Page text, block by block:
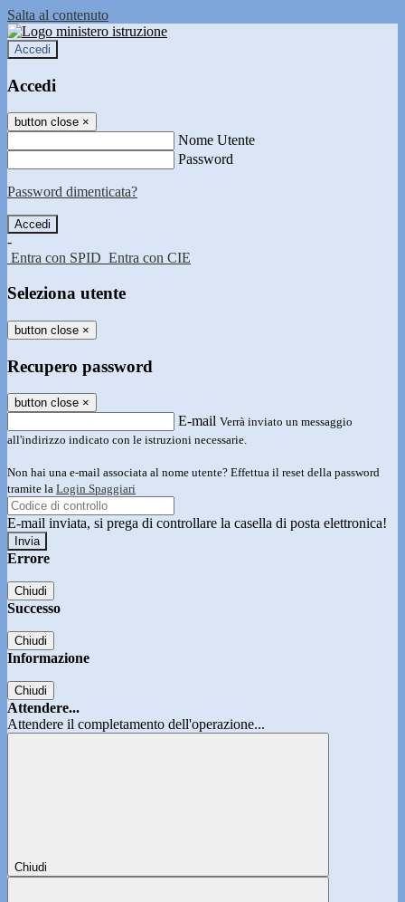
Salta al contenuto
Accedi
Accedi
button close ×
Nome Utente
Password
Password dimenticata?
-
Entra con SPID Entra con CIE
Seleziona utente
button close ×
Recupero password
button close ×
E-mail Verrà inviato un messaggio
all'indirizzo indicato con le istruzioni necessarie.
Non hai una e-mail associata al nome utente? Effettua il reset della password
tramite la Login Spaggiari
E-mail inviata, si prega di controllare la casella di posta elettronica!
Errore
Chiudi
Successo
Chiudi
Informazione
Chiudi
Attendere...
Attendere il completamento dell'operazione...
Chiudi